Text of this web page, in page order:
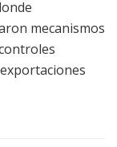
mecanismos